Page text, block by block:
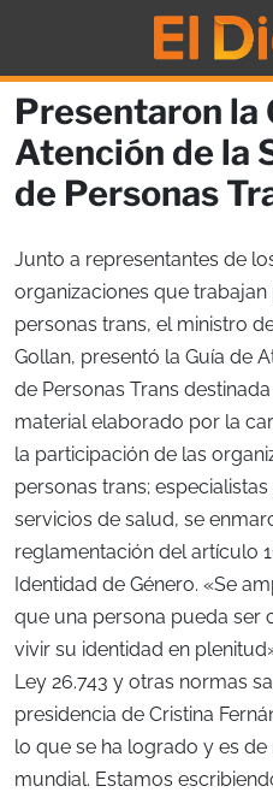
Presentaron la
Atención de la
de Personas
Junto a representantes de
organizaciones que
personas trans, el ministro
Gollan, presentó la Guía de
de Personas Trans
material elaborado por la
la participación de las
personas trans;
servicios de salud, se
reglamentación del artículo
Identidad de Género. «Se
que una persona pueda ser
vivir su identidad en
Ley 26.743 y otras normas
presidencia de Cristina
lo que se ha logrado y es
mundial. Estamos